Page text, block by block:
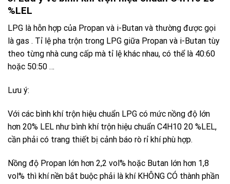
%LEL
LPG là hỗn hợp của Propan và i-Butan và thường được gọi
là gas . Tỉ lệ pha trộn trong LPG giữa Propan và i-Butan tùy
theo từng nhà cung cấp mà tỉ lệ khác nhau, có thể là 40:60
hoặc 50:50 …
Lưu ý:
Với các bình khí trộn hiệu chuẩn LPG có mức nồng độ lớn
hơn 20% LEL như bình khí trộn hiệu chuẩn C4H10 20 %LEL,
cần phải có trang thiết bị cảnh báo rò rỉ khí phù hợp.
Nồng độ Propan lớn hơn 2,2 vol% hoặc Butan lớn hơn 1,8
vol% thì khí nền bắt buộc phải là khí KHÔNG CÓ thành phần